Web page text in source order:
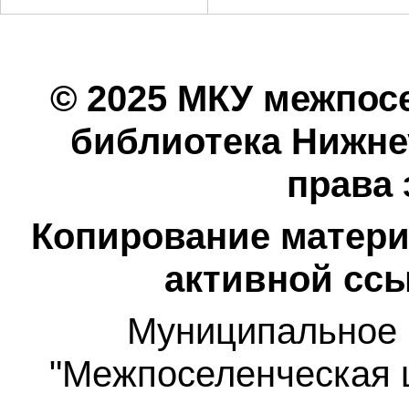
© 2025 МКУ
библиотека
Копирование
активной
Муниципальное
"Межпоселенческая